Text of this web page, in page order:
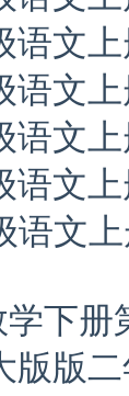
文上
文上
文上
文上
文上
下册
版二